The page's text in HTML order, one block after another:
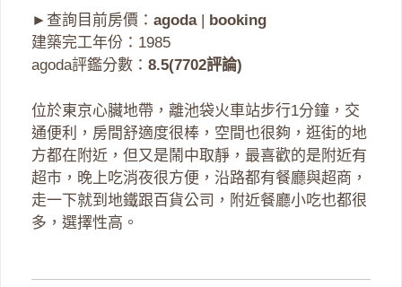
►查詢目前房價： agoda|
booking
建築完工年份：1985
agoda評鑑分數： 8.5(7702評論)
位於東京心臟地帶，離池袋火車站步行1分鐘，交
通便利，房間舒適度很棒，空間也很夠，逛街的地
方都在附近，但又是鬧中取靜，最喜歡的是附近有
超市，晚上吃消夜很方便，沿路都有餐廳與超商，
走一下就到地鐵跟百貨公司，附近餐廳小吃也都很
多，選擇性高。